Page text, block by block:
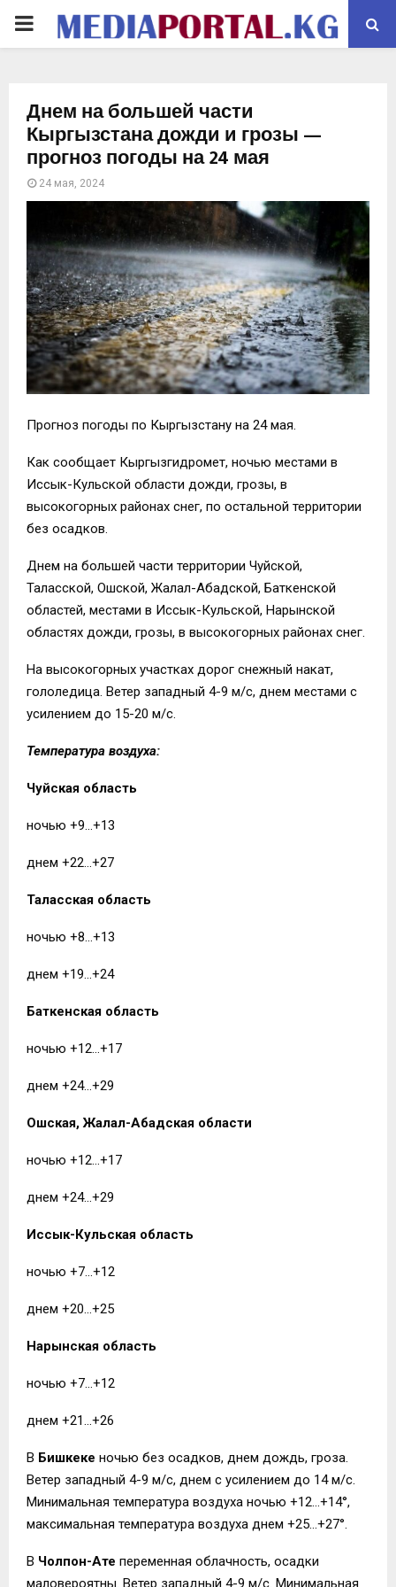
PRIMARY
Днем на большей части
Кыргызстана дожди и грозы —
прогноз погоды на 24 мая
24 мая, 2024
Прогноз погоды по Кыргызстану на 24 мая.
Как сообщает Кыргызгидромет, ночью местами в
Иссык-Кульской области дожди, грозы, в
высокогорных районах снег, по остальной территории
без осадков.
Днем на большей части территории Чуйской,
Таласской, Ошской, Жалал-Абадской, Баткенской
областей, местами в Иссык-Кульской, Нарынской
областях дожди, грозы, в высокогорных районах снег.
На высокогорных участках дорог снежный накат,
гололедица. Ветер западный 4-9 м/с, днем местами с
усилением до 15-20 м/с.
Температура воздуха:
Чуйская область
ночью +9…+13
днем +22…+27
Таласская область
ночью +8…+13
днем +19…+24
Баткенская область
ночью +12…+17
днем +24…+29
Ошская, Жалал-Абадская области
ночью +12…+17
днем +24…+29
Иссык-Кульская область
ночью +7…+12
днем +20…+25
Нарынская область
ночью +7…+12
днем +21…+26
В Бишкеке ночью без осадков, днем дождь, гроза.
Ветер западный 4-9 м/с, днем с усилением до 14 м/с.
Минимальная температура воздуха ночью +12…+14°,
максимальная температура воздуха днем +25…+27°.
В Чолпон-Ате переменная облачность, осадки
маловероятны. Ветер западный 4-9 м/с. Минимальная